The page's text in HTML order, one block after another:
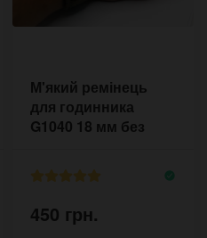
М'який ремінець
для годинника
G1040 18 мм без
450 грн.